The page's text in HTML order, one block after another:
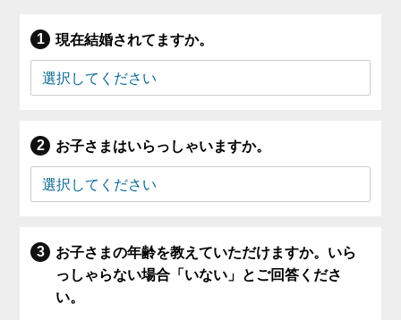
現在結婚されてますか。
お子さまはいらっしゃいますか。
お子さまの年齢を教えていただけますか。いら
っしゃらない場合「いない」とご回答くださ
い。